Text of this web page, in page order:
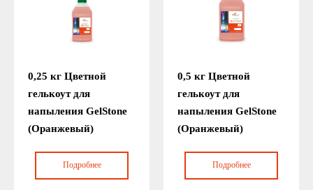
0,25 кг Цветной
гелькоут для
напыления GelStone
(Оранжевый)
Подробнее
0,5 кг Цветной
гелькоут для
напыления GelStone
(Оранжевый)
Подробнее